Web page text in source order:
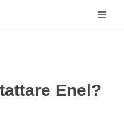
Enel?